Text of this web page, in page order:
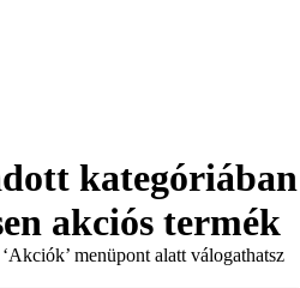
kategóriában
akciós termék
menüpont alatt válogathatsz